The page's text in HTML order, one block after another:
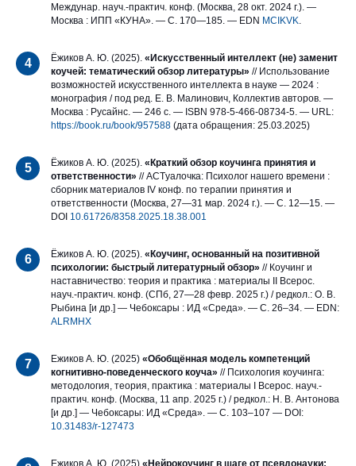
Междунар. науч.-практич. конф. (Москва, 28 окт. 2024 г.). —
Москва : ИПП «КУНА». — С. 170—185. — EDN MCIKVK
4 Ёжиков А. Ю. (2025). «Искусственный интеллект (не) заменит
коучей: тематический обзор литературы» // Использование
возможностей искусственного интеллекта в науке — 2024 :
монография / под ред. Е. В. Малинович, Коллектив авторов. —
Москва : Русайнс. — 246 с. — ISBN 978-5-466-08734-5. — URL:
https://book.ru/book/957588 (дата обращения: 25.03.2025)
5 Ёжиков А. Ю. (2025). «Краткий обзор коучинга принятия и
ответственности» // ACTуалочка: Психолог нашего времени :
сборник материалов IV конф. по терапии принятия и
ответственности (Москва, 27—31 мар. 2024 г.). — С. 12—15. —
DOI 10.61726/8358.2025.18.38.001
6 Ёжиков А. Ю. (2025). «Коучинг, основанный на позитивной
психологии: быстрый литературный обзор» // Коучинг и
наставничество: теория и практика : материалы II Всерос.
науч.-практич. конф. (СПб, 27—28 февр. 2025 г.) / редкол.: О. В.
Рыбина [и др.] — Чебоксары : ИД «Среда». — С. 26–34. — EDN:
ALRMHX
7 Ежиков А. Ю. (2025) «Обобщённая модель компетенций
когнитивно-поведенческого коуча» // Психология коучинга:
методология, теория, практика : материалы I Всерос. науч.-
практич. конф. (Москва, 11 апр. 2025 г.) / редкол.: Н. В. Антонова
[и др.] — Чебоксары: ИД «Среда». — С. 103–107 — DOI:
10.31483/r-127473
Ежиков А. Ю. (2025) «Нейрокоучинг в шаге от псевдонауки: